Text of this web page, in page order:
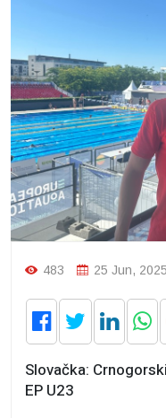
483 25 Jun,
Slovačka:
EP U23